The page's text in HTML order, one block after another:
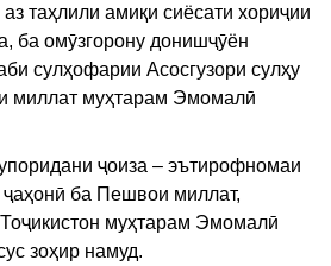
таҳлили амиқи сиёсати хориҷии
ба омӯзгорону донишҷӯён
сулҳофарии Асосгузори сулҳу
миллат муҳтарам Эмомалӣ
ҷоиза – эътирофномаи
ба Пешвои миллат,
муҳтарам Эмомалӣ
зоҳир намуд.